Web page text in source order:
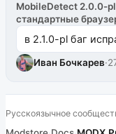
MobileDetect 2.0.0-
стандартные
в 2.1.0-pl баг
Иван Бочкарев·
Русскоязычное